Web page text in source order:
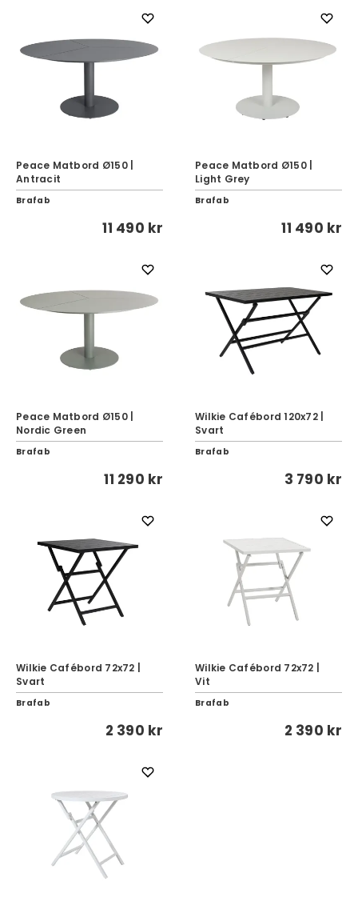
Peace Matbord Ø150 |
Antracit
Brafab
11 490 kr
Peace Matbord Ø150 |
Light Grey
Brafab
11 490 kr
Peace Matbord Ø150 |
Nordic Green
Brafab
11 290 kr
Wilkie Cafébord 120x72 |
Svart
Brafab
3 790 kr
Wilkie Cafébord 72x72 |
Svart
Brafab
2 390 kr
Wilkie Cafébord 72x72 |
Vit
Brafab
2 390 kr